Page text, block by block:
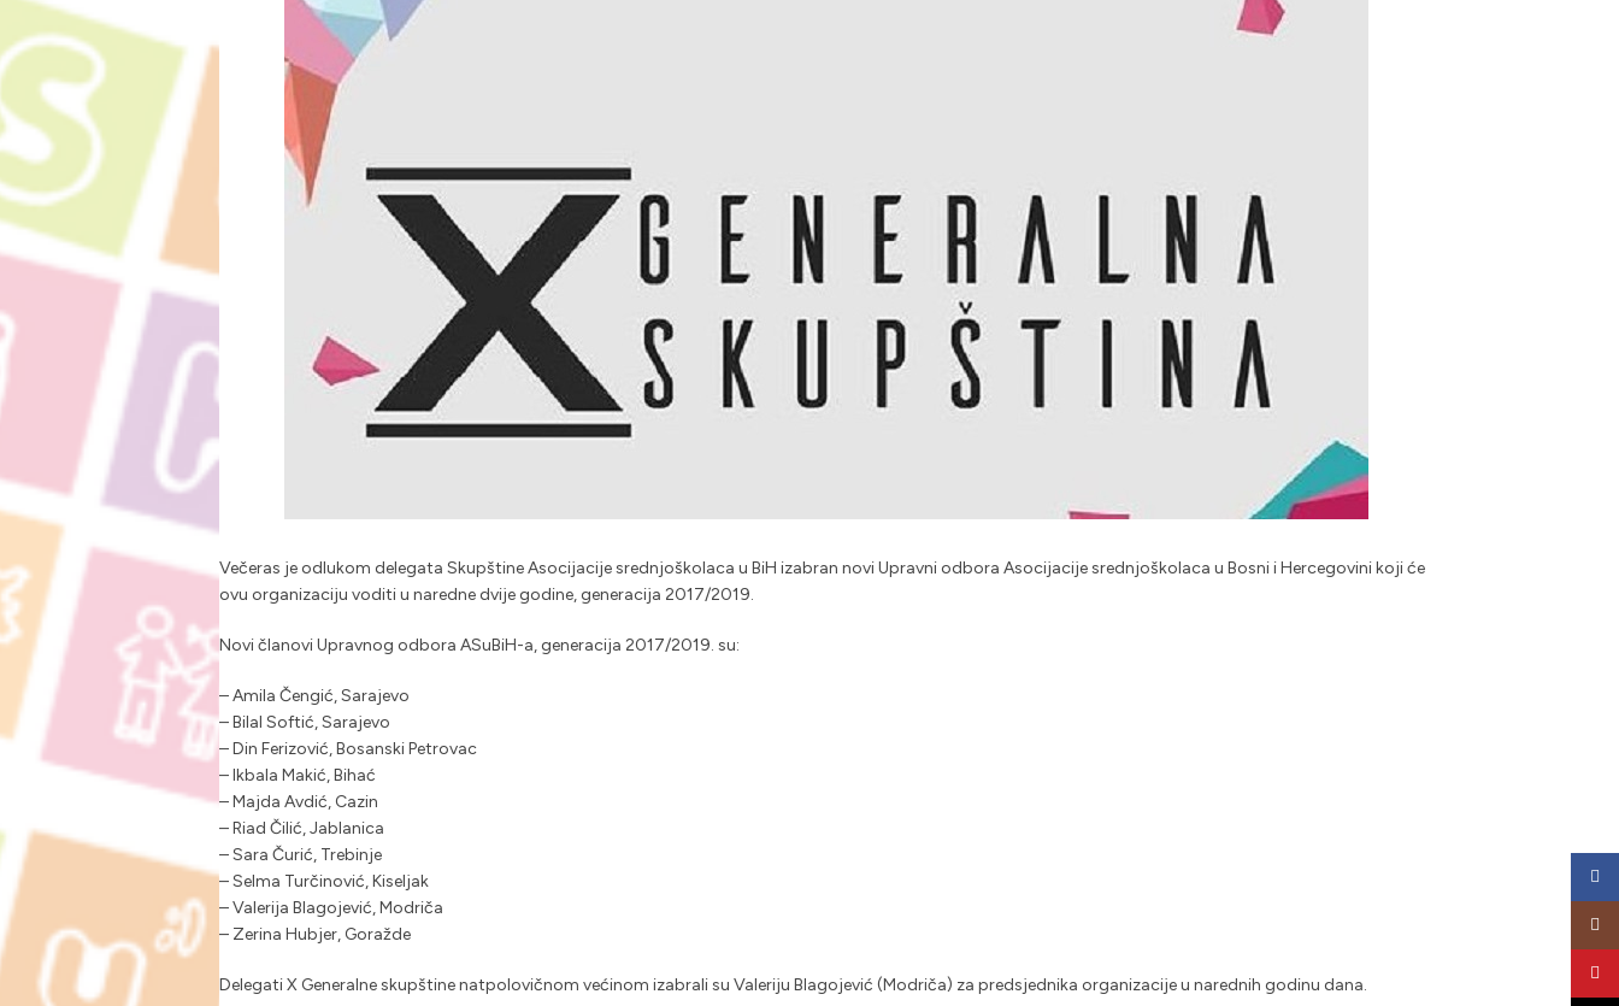
Večeras je odlukom delegata Skupštine Asocijacije srednjoškolaca u BiH izabran novi Upravni odbora Asocijacije srednjoškolaca u Bosni i Hercegovini koji će
ovu organizaciju voditi u naredne dvije godine, generacija 2017/2019.
Novi članovi Upravnog odbora ASuBiH-a, generacija 2017/2019. su:
– Amila Čengić, Sarajevo
– Bilal Softić, Sarajevo
– Din Ferizović, Bosanski Petrovac
– Ikbala Makić, Bihać
– Majda Avdić, Cazin
– Riad Čilić, Jablanica
– Sara Čurić, Trebinje
– Selma Turčinović, Kiseljak
– Valerija Blagojević, Modriča
– Zerina Hubjer, Goražde
Delegati X Generalne skupštine natpolovičnom većinom izabrali su Valeriju Blagojević (Modriča) za predsjednika organizacije u narednih godinu dana.